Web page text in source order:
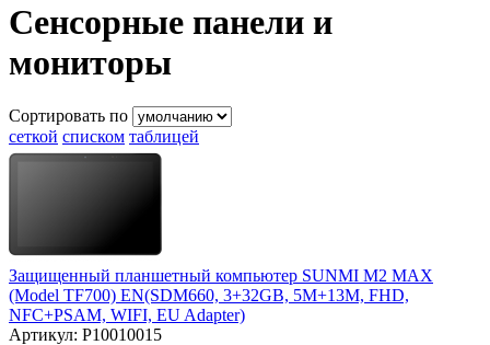
Сенсорные панели и
мониторы
Сортировать по
сеткой списком таблицей
Защищенный планшетный компьютер SUNMI M2 MAX
(Model TF700) EN(SDM660, 3+32GB, 5M+13M, FHD,
NFC+PSAM, WIFI, EU Adapter)
Артикул: P10010015